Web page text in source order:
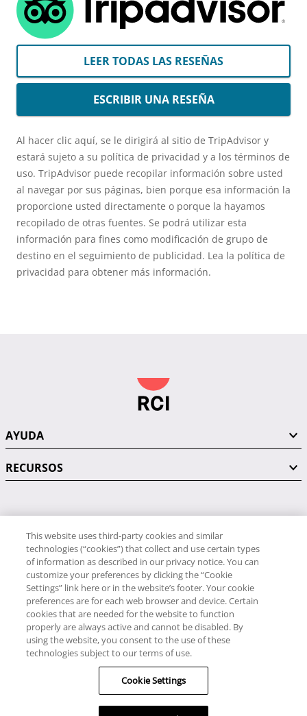
LEER TODAS LAS RESEÑAS
ESCRIBIR UNA RESEÑA
Al hacer clic aquí, se le dirigirá al sitio de TripAdvisor y
estará sujeto a su política de privacidad y a los términos de
uso. TripAdvisor puede recopilar información sobre usted
al navegar por sus páginas, bien porque esa información la
proporcione usted directamente o porque la hayamos
recopilado de otras fuentes. Se podrá utilizar esta
información para fines como modificación de grupo de
destino en el seguimiento de publicidad. Lea la política de
privacidad para obtener más información.
AYUDA
RECURSOS
PÓNGASE EN CONTACTO CON NOSOTROS
RCI
34 91 406 9058
RCI Travel
34 91 406 9059
© RCI, LLC. Todos los derechos reservados.
This website uses third-party cookies and similar
technologies (“cookies”) that collect and use certain types
of information as described in our privacy notice. You can
customize your preferences by clicking the “Cookie
Settings” link here or in the website’s footer. Your cookie
preferences are for each web browser and device. Certain
cookies that are needed for the website to function
properly are always active and cannot be disabled. By
using the website, you consent to the use of these
technologies subject to our terms of use.
Cookie Settings